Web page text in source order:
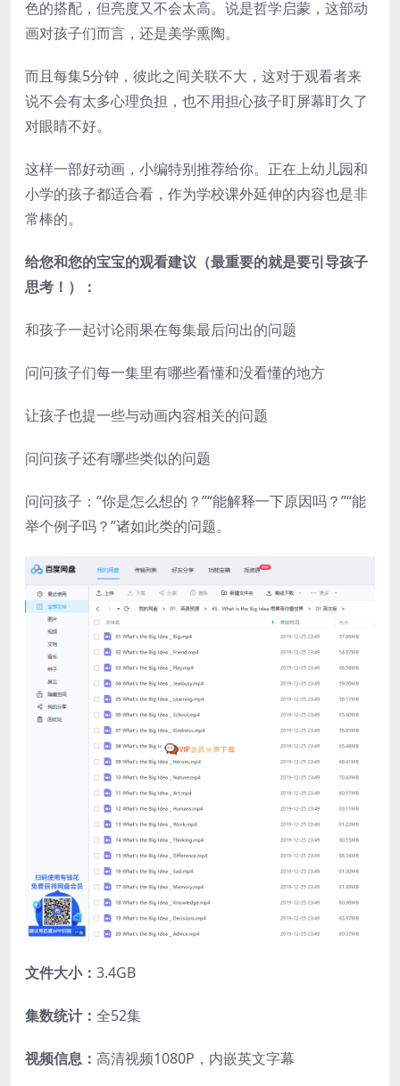
色的搭配，但亮度又不会太高。说是哲学启蒙，这部动
画对孩子们而言，还是美学熏陶。
而且每集5分钟，彼此之间关联不大，这对于观看者来
说不会有太多心理负担，也不用担心孩子盯屏幕盯久了
对眼睛不好。
这样一部好动画，小编特别推荐给你。正在上幼儿园和
小学的孩子都适合看，作为学校课外延伸的内容也是非
常棒的。
给您和您的宝宝的观看建议（最重要的就是要引导孩子
思考！）：
和孩子一起讨论雨果在每集最后问出的问题
问问孩子们每一集里有哪些看懂和没看懂的地方
让孩子也提一些与动画内容相关的问题
问问孩子还有哪些类似的问题
问问孩子：“你是怎么想的？”“能解释一下原因吗？”“能
举个例子吗？”诸如此类的问题。
文件大小： 3.4GB
集数统计： 全52集
视频信息： 高清视频1080P，内嵌英文字幕